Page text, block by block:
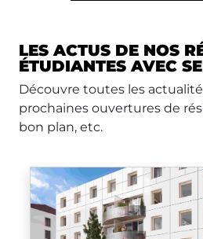
LES ACTUS DE NOS
ÉTUDIANTES AVEC
Découvre toutes les
prochaines ouvertures de
bon plan, etc.